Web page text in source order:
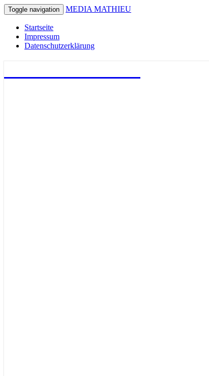
Toggle navigation MEDIA MATHIEU
Startseite
Impressum
Datenschutzerklärung